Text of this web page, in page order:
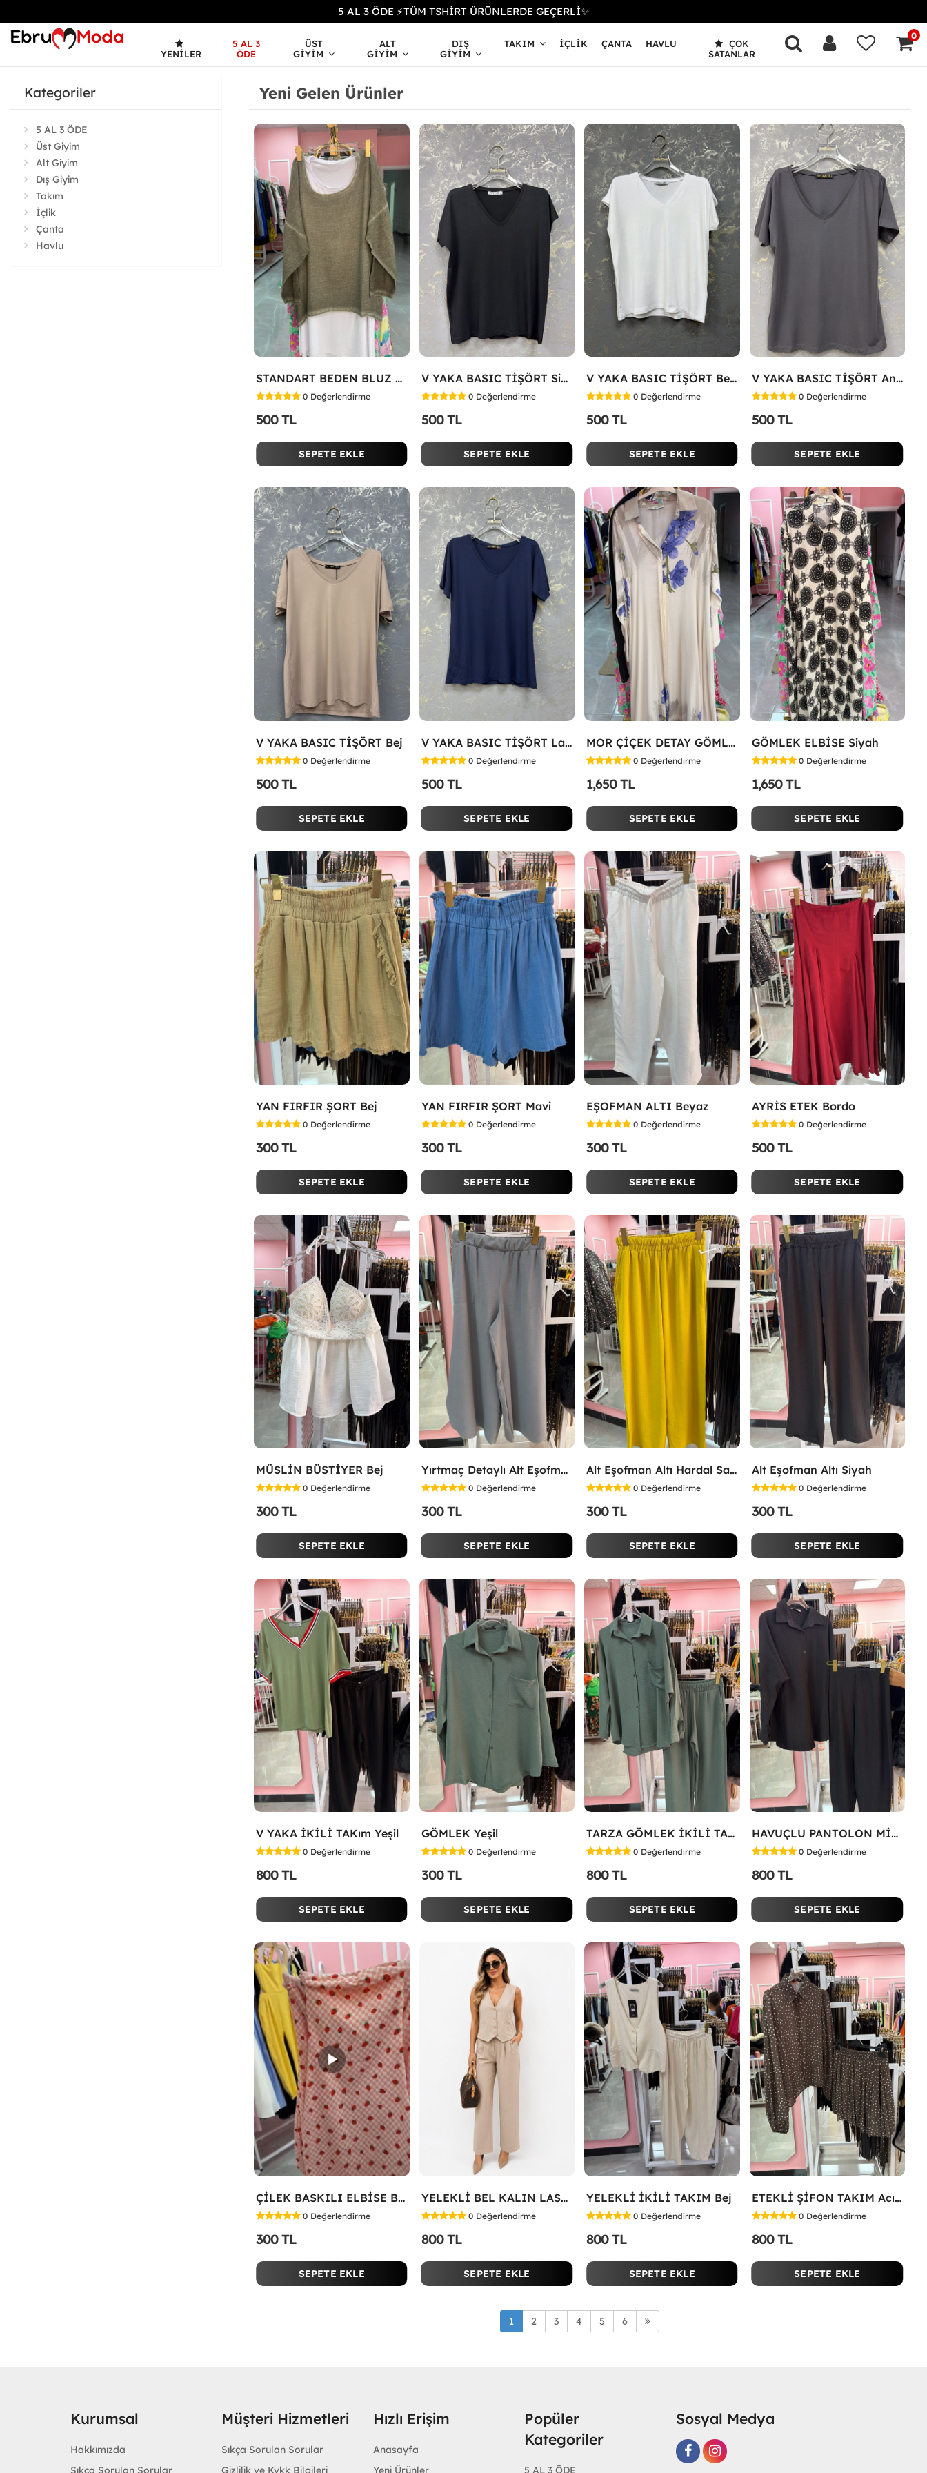
5 AL 3 ÖDE ⚡TÜM TSHİRT ÜRÜNLERDE GEÇERLİ✨
YENILER
5 AL 3
ÖDE
ÜST
GIYIM
ALT
GIYIM
DIŞ
GIYIM
TAKIM İÇLIK ÇANTA HAVLU
ÇOK
SATANLAR
0
Kategoriler
5 AL 3 ÖDE
Üst Giyim
Alt Giyim
Dış Giyim
Takım
İçlik
Çanta
Havlu
Yeni Gelen Ürünler
STANDART BEDEN BLUZ Yeşil
0 Değerlendirme
500 TL
SEPETE EKLE
V YAKA BASIC TİŞÖRT Siyah
0 Değerlendirme
500 TL
SEPETE EKLE
V YAKA BASIC TİŞÖRT Beyaz
0 Değerlendirme
500 TL
SEPETE EKLE
V YAKA BASIC TİŞÖRT Antrasit
0 Değerlendirme
500 TL
SEPETE EKLE
V YAKA BASIC TİŞÖRT Bej
0 Değerlendirme
500 TL
SEPETE EKLE
V YAKA BASIC TİŞÖRT Lacivert
0 Değerlendirme
500 TL
SEPETE EKLE
MOR ÇİÇEK DETAY GÖMLEK ELBİSE Beyaz
0 Değerlendirme
1,650 TL
SEPETE EKLE
GÖMLEK ELBİSE Siyah
0 Değerlendirme
1,650 TL
SEPETE EKLE
YAN FIRFIR ŞORT Bej
0 Değerlendirme
300 TL
SEPETE EKLE
YAN FIRFIR ŞORT Mavi
0 Değerlendirme
300 TL
SEPETE EKLE
EŞOFMAN ALTI Beyaz
0 Değerlendirme
300 TL
SEPETE EKLE
AYRİS ETEK Bordo
0 Değerlendirme
500 TL
SEPETE EKLE
MÜSLİN BÜSTİYER Bej
0 Değerlendirme
300 TL
SEPETE EKLE
Yırtmaç Detaylı Alt Eşofman Altı Gri
0 Değerlendirme
300 TL
SEPETE EKLE
Alt Eşofman Altı Hardal Sarısı
0 Değerlendirme
300 TL
SEPETE EKLE
Alt Eşofman Altı Siyah
0 Değerlendirme
300 TL
SEPETE EKLE
V YAKA İKİLİ TAKım Yeşil
0 Değerlendirme
800 TL
SEPETE EKLE
GÖMLEK Yeşil
0 Değerlendirme
300 TL
SEPETE EKLE
TARZA GÖMLEK İKİLİ TAKIM KOT KUMAŞ Yeşil
0 Değerlendirme
800 TL
SEPETE EKLE
HAVUÇLU PANTOLON MİYASE TAKIM Siyah
0 Değerlendirme
800 TL
SEPETE EKLE
ÇİLEK BASKILI ELBİSE Bej
0 Değerlendirme
300 TL
SEPETE EKLE
YELEKLİ BEL KALIN LASTİK İKİLİ TAKIM Bej
0 Değerlendirme
800 TL
SEPETE EKLE
YELEKLİ İKİLİ TAKIM Bej
0 Değerlendirme
800 TL
SEPETE EKLE
ETEKLİ ŞİFON TAKIM Acı Kahve
0 Değerlendirme
800 TL
SEPETE EKLE
1 2 3 4 5 6
Kurumsal
Hakkımızda
Sıkça Sorulan Sorular
Müşteri Hizmetleri
Sıkça Sorulan Sorular
Gizlilik ve Kvkk Bilgileri
Hızlı Erişim
Anasayfa
Yeni Ürünler
Popüler
Kategoriler
5 AL 3 ÖDE
Sosyal Medya